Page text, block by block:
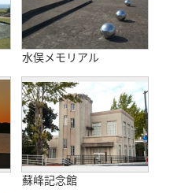
水俣メモリアル
蘇峰記念館